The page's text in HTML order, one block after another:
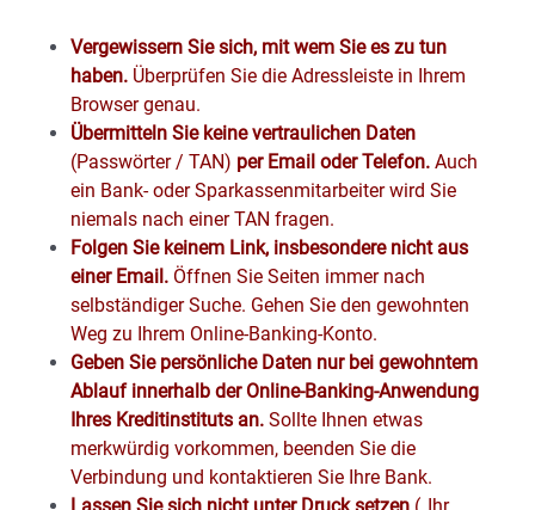
Vergewissern Sie sich, mit wem Sie es zu tun
haben. Überprüfen Sie die Adressleiste in Ihrem
Browser genau.
Übermitteln Sie keine vertraulichen Daten
(Passwörter / TAN) per Email oder Telefon. Auch
ein Bank- oder Sparkassenmitarbeiter wird Sie
niemals nach einer TAN fragen.
Folgen Sie keinem Link, insbesondere nicht aus
einer Email. Öffnen Sie Seiten immer nach
selbständiger Suche. Gehen Sie den gewohnten
Weg zu Ihrem Online-Banking-Konto.
Geben Sie persönliche Daten nur bei gewohntem
Ablauf innerhalb der Online-Banking-Anwendung
Ihres Kreditinstituts an. Sollte Ihnen etwas
merkwürdig vorkommen, beenden Sie die
Verbindung und kontaktieren Sie Ihre Bank.